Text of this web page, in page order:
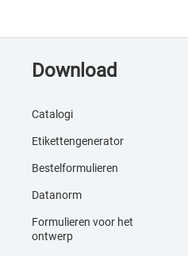
Download
Catalogi
Etikettengenerator
Bestelformulieren
Datanorm
Formulieren voor het
ontwerp